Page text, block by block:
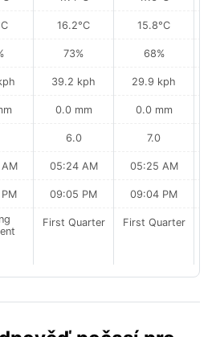
16.2°C
73%
39.2 kph
0.0 mm
6.0
05:24 AM
09:05 PM
First Quarter
15.8°C
68%
29.9 kph
0.0 mm
7.0
05:25 AM
09:04 PM
First Quarter